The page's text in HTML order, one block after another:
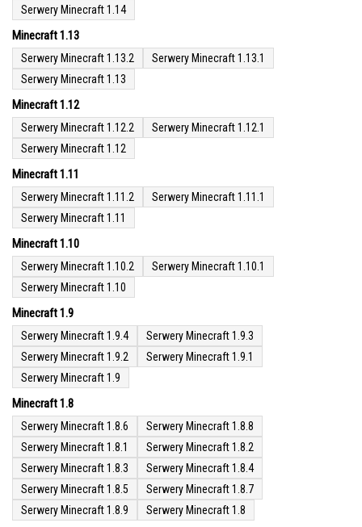
Serwery Minecraft 1.14
Minecraft 1.13
Serwery Minecraft 1.13.2
Serwery Minecraft 1.13.1
Serwery Minecraft 1.13
Minecraft 1.12
Serwery Minecraft 1.12.2
Serwery Minecraft 1.12.1
Serwery Minecraft 1.12
Minecraft 1.11
Serwery Minecraft 1.11.2
Serwery Minecraft 1.11.1
Serwery Minecraft 1.11
Minecraft 1.10
Serwery Minecraft 1.10.2
Serwery Minecraft 1.10.1
Serwery Minecraft 1.10
Minecraft 1.9
Serwery Minecraft 1.9.4
Serwery Minecraft 1.9.3
Serwery Minecraft 1.9.2
Serwery Minecraft 1.9.1
Serwery Minecraft 1.9
Minecraft 1.8
Serwery Minecraft 1.8.6
Serwery Minecraft 1.8.8
Serwery Minecraft 1.8.1
Serwery Minecraft 1.8.2
Serwery Minecraft 1.8.3
Serwery Minecraft 1.8.4
Serwery Minecraft 1.8.5
Serwery Minecraft 1.8.7
Serwery Minecraft 1.8.9
Serwery Minecraft 1.8